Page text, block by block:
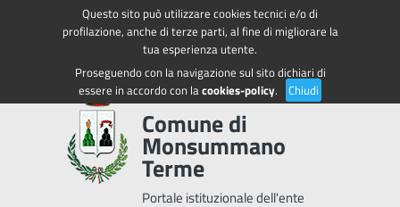
Questo sito può utilizzare cookies tecnici e/o di
profilazione, anche di terze parti, al fine di migliorare la
tua esperienza utente.
Proseguendo con la navigazione sul sito dichiari di
essere in accordo con lacookies-policy. Chiudi
Regione Toscana Accedi ai servizi
Comune di
Monsummano
Terme
Portale istituzionale dell'ente